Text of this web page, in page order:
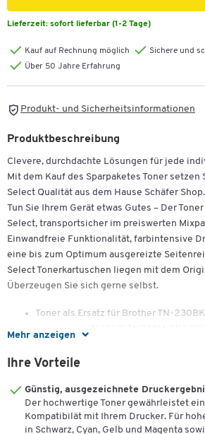
Lieferzeit: sofort lieferbar (1-2 Tage)
Kauf auf Rechnung möglich
Sichere und
Über 50 Jahre Erfahrung
Produkt- und Sicherheitsinformationen
Mehr anzeigen
Produktbeschreibung
Clevere, durchdachte Lösungen für jede
Mit dem Kauf des Sparpaketes Toner setzen
Select Qualität aus dem Hause Schäfer Shop.
Tun Sie Ihrem Gerät etwas Gutes – Der
Select, transportsicher im preiswerten
Einwandfreie Funktionalität, farbintensive
eine bis zum Optimum ausgereizte
Select Tonerkartuschen liegen mit dem
Überzeugen Sie sich gerne selbst.
Toner als Ersatz für Brother TN-
(TN230BK, TN230C, TN230M, TN230Y)
Bis zu 1 x 2200 (Schwarz), 3 x 1400
Zum Einsatz in folgenden
Brother DCP-9010 CN, HL-3000 Series,
Ihre Vorteile
Günstig, ausgezeichnete
Der hochwertige Toner gewährleistet
Kompatibilät mit Ihrem Drucker. Für
in Schwarz, Cyan, Gelb und Magenta